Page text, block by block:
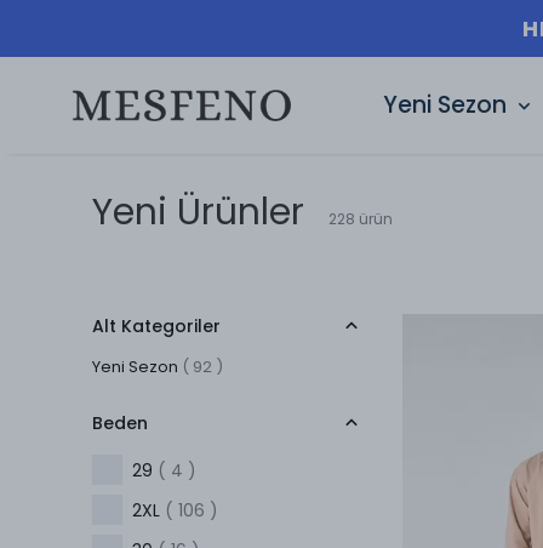
Yeni Sezon
Yeni Ürünler 228 ürün
Alt Kategoriler
Yeni Sezon ( 92 )
Beden
29 ( 4 )
2XL ( 106 )